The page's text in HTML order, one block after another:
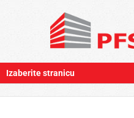
Izaberite stranicu